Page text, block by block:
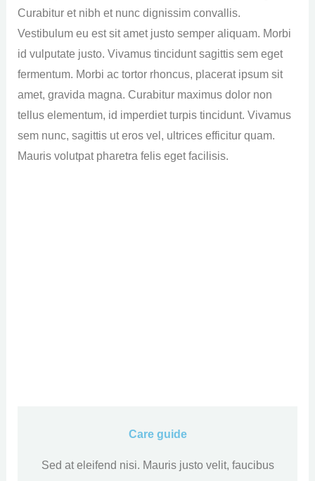
Curabitur et nibh et nunc dignissim convallis.
Vestibulum eu est sit amet justo semper aliquam. Morbi
id vulputate justo. Vivamus tincidunt sagittis sem eget
fermentum. Morbi ac tortor rhoncus, placerat ipsum sit
amet, gravida magna. Curabitur maximus dolor non
tellus elementum, id imperdiet turpis tincidunt. Vivamus
sem nunc, sagittis ut eros vel, ultrices efficitur quam.
Mauris volutpat pharetra felis eget facilisis.
Care guide
Sed at eleifend nisi. Mauris justo velit, faucibus